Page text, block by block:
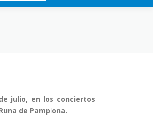
julio, en los conciertos
de Pamplona.